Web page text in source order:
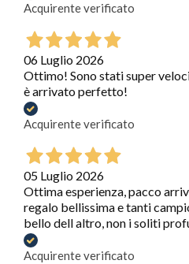
Acquirente verificato
06 Luglio 2026
Ottimo! Sono stati super
è arrivato perfetto!
Acquirente verificato
05 Luglio 2026
Ottima esperienza, pacco
regalo bellissima e tanti
bello dell altro, non i soliti
Acquirente verificato